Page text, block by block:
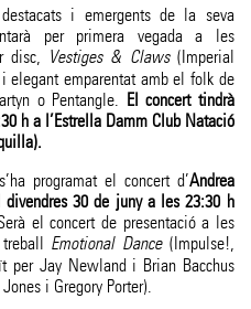
i emergents de la seva
per primera vegada a les
disc, Vestiges & Claws(Imperial
elegant emparentat amb el folk de
o Pentangle. El concert tindrà
h a l’Estrella Damm Club Natació
programat el concert d’Andrea
30 de juny a les 23:30 h
el concert de presentació a les
Emotional Dance(Impulse!,
per Jay Newland i Brian Bacchus
i Gregory Porter).